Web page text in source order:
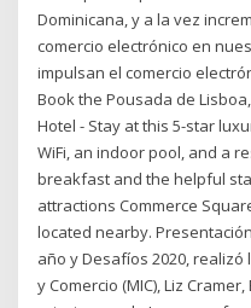
Dominicana, y a la vez
comercio electrónico en
impulsan el comercio
Book the Pousada de
Hotel - Stay at this 5-star
WiFi, an indoor pool, and a
breakfast and the helpful
attractions Commerce
located nearby.
año y Desafíos 2020,
y Comercio (MIC), Liz